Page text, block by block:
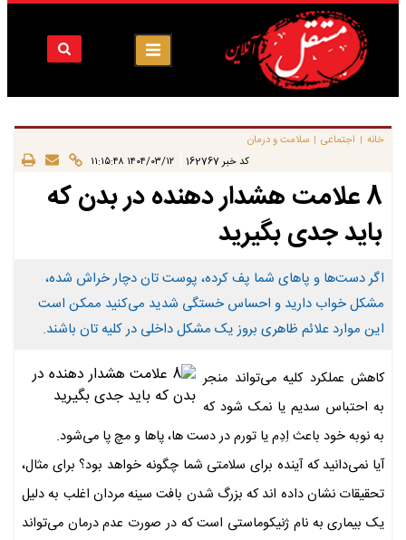
خانه | اجتماعی | سلامت و درمان
کد خبر 162767 ۱۴۰۴/۰۳/۱۲ ۱۱:۱۵:۴۸
8 علامت هشدار دهنده در بدن که
باید جدی بگیرید
اگر دست‌ها و پاهای شما پف کرده، پوست تان دچار خراش شده،
مشکل خواب دارید و احساس خستگی شدید می‌کنید ممکن است
این موارد علائم ظاهری بروز یک مشکل داخلی در کلیه تان باشند.
کاهش عملکرد کلیه می‌تواند منجر
به احتباس سدیم یا نمک شود که
به نوبه خود باعث اِدِم یا تورم در دست ها، پاها و مچ پا می‌شود.
آیا نمی‌دانید که آینده برای سلامتی شما چگونه خواهد بود؟ برای مثال،
تحقیقات نشان داده اند که بزرگ شدن بافت سینه مردان اغلب به دلیل
یک بیماری به نام ژنیکوماستی است که در صورت عدم درمان می‌تواند